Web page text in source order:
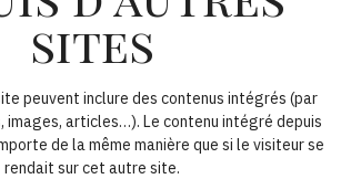
sites
peuvent inclure des contenus intégrés (par
images, articles…). Le contenu intégré depuis
de la même manière que si le visiteur se
rendait sur cet autre site.